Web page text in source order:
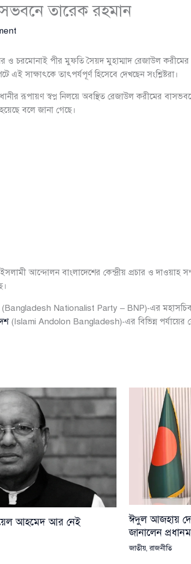
তারেক রহমান
চরমোনাই পীর মুফতি সৈয়দ মুহাম্মাদ রেজাউল করীমের
এই সাক্ষাৎকে তাৎপর্যপূর্ণ হিসেবে দেখছেন সংশ্লিষ্টরা।
রূপায়ণ স্বপ্ন নিলয়ে অবস্থিত রেজাউল করীমের
বলে জানা গেছে।
ইসলামী আন্দোলন বাংলাদেশের কেন্দ্রীয় প্রচার ও
(Bangladesh Nationalist Party – BNP)-এর মহাসচিব
(Islami Andolon Bangladesh)-এর বিভিন্ন পর্যায়ের
আহমেদ আর নেই
ঈদুল আজহায়
জানালেন
জাতীয়,রাজনীতি